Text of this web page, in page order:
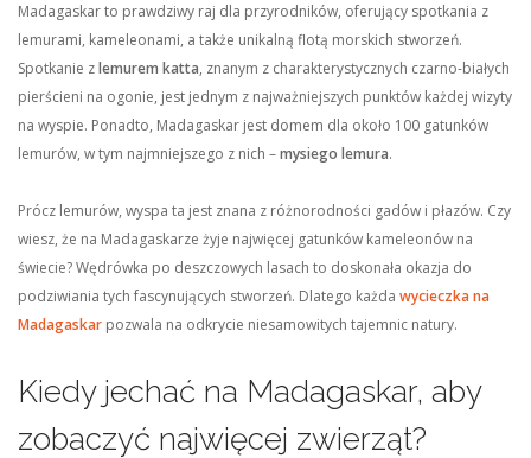
Madagaskar to prawdziwy raj dla przyrodników, oferujący spotkania z
lemurami, kameleonami, a także unikalną flotą morskich stworzeń.
Spotkanie zlemurem katta, znanym z charakterystycznych czarno-białych
pierścieni na ogonie, jest jednym z najważniejszych punktów każdej wizyty
na wyspie. Ponadto, Madagaskar jest domem dla około 100 gatunków
lemurów, w tym najmniejszego z nich –mysiego lemura.
Prócz lemurów, wyspa ta jest znana z różnorodności gadów i płazów. Czy
wiesz, że na Madagaskarze żyje najwięcej gatunków kameleonów na
świecie? Wędrówka po deszczowych lasach to doskonała okazja do
podziwiania tych fascynujących stworzeń. Dlatego każda wycieczka na
Madagaskar pozwala na odkrycie niesamowitych tajemnic natury.
Kiedy jechać na Madagaskar, aby
zobaczyć najwięcej zwierząt?